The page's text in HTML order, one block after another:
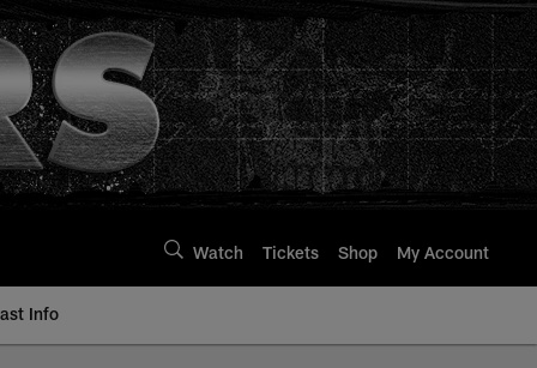
Watch Tickets Shop My Account
Info